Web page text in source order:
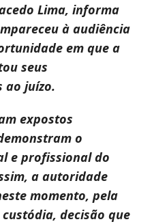
Lima, informa
à audiência
em que a
seus
ao juízo.
expostos
o
e profissional do
a autoridade
momento, pela
decisão que